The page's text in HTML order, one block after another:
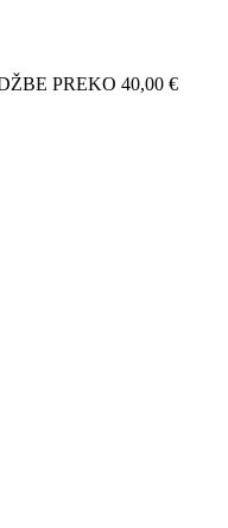
PREKO 40,00 €